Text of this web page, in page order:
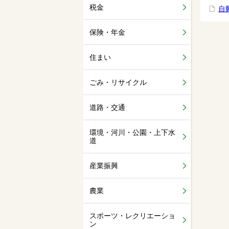
税金
保険・年金
住まい
ごみ・リサイクル
道路・交通
環境・河川・公園・上下水
道
産業振興
農業
スポーツ・レクリエーショ
ン
自